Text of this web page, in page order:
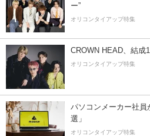
ー”
オリコンタイアップ特集
CROWN HEAD、結成
オリコンタイアップ特集
パソコンメーカー社員
選」
オリコンタイアップ特集